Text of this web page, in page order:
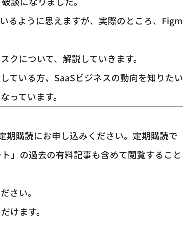
るように思えますが、実際のところ、
について、解説していきます。
ている方、SaaSビジネスの動向を知りたい
っています。
期購読にお申し込みください。定期購読で
」の過去の有料記事も含めて閲覧すること
さい。
けます。